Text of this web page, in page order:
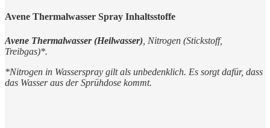
Avene Thermalwasser Spray Inhaltsstoffe
Avene Thermalwasser (Heilwasser) , Nitrogen (Stickstoff,
Treibgas)*.
*Nitrogen in Wasserspray gilt als unbedenklich. Es sorgt dafür, dass
das Wasser aus der Sprühdose kommt.